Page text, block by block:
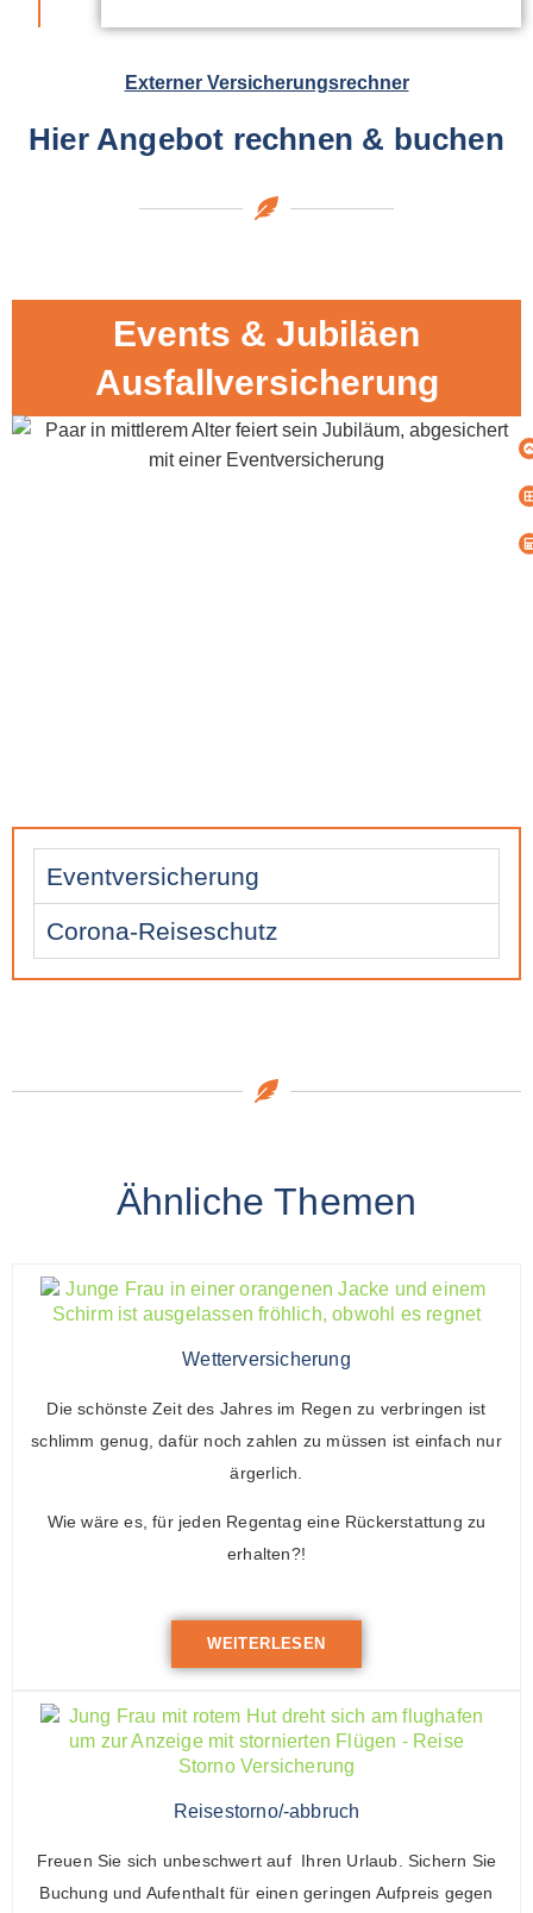
Externer Versicherungsrechner
Hier Angebot rechnen & buchen
Events & Jubiläen
Ausfallversicherung
Eventversicherung
Corona-Reiseschutz
Ähnliche Themen
Wetterversicherung
Die schönste Zeit des Jahres im Regen zu verbringen ist
schlimm genug, dafür noch zahlen zu müssen ist einfach nur
ärgerlich.
Wie wäre es, für jeden Regentag eine Rückerstattung zu
erhalten?!
WEITERLESEN
Reisestorno/-abbruch
Freuen Sie sich unbeschwert auf Ihren Urlaub. Sichern Sie
Buchung und Aufenthalt für einen geringen Aufpreis gegen